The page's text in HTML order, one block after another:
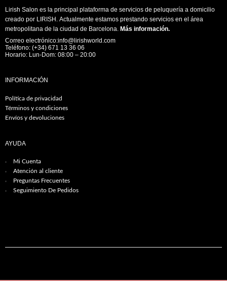
Lirish Salon es la principal plataforma de servicios de peluquería a domicilio
creado por LIRISH. Actualmente estamos prestando servicios en el área
metropolitana de la ciudad de Barcelona. Más información.
Correo electrónico:info@lirishworld.com
Teléfono: (+34) 671 13 36 06
Horario: Lun-Dom: 08:00 – 20:00
INFORMACIÓN
Política de privacidad
Términos y condiciones
Envíos y devoluciones
AYUDA
Mi Cuenta
Atención al cliente
Preguntas Frecuentes
Seguimiento De Pedidos